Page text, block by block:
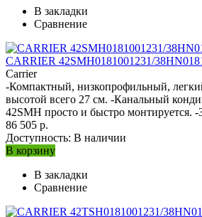
В закладки
Сравнение
CARRIER 42SMH0181001231/
Carrier
-Компактный, низкопрофильный,
высотой всего 27 см. -Канальный
42SMH просто и быстро монтируется. -
86 505 р.
Доступность: В наличии
В корзину
В закладки
Сравнение